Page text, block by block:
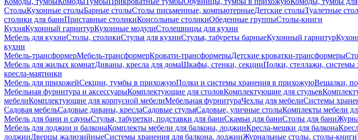
СтолыКухонные столыБарные столыСтолы письменные, компьютерныеДетские столыТуалетные
столики для баниПриставные столикиКонсольные столикиОбеденные группыСтолы-книги
КухняКухонный гарнитурКухонные модулиСтолешницы для кухни
Мебель для кухниСтолы, столикиСтулья для кухниСтулья, табуреты барныеКухонный гарнитур
кухни
Мебель-трансформерМебель-трансформерКровати-трансформерыДетские кроватки-трансформеры
Мебель для жилых комнатДиваны, кресла для домаШкафы, стенки, секцииПолки, стеллажи, системы
кресла-маятники
Мебель для прихожейСекции, тумбы в прихожуюПолки и системы хранения в прихожуюВешалки,
Мебельная фурнитура и аксессуарыКомплектующие для столовКомплектующие для стульев
мебелиКомплектующие для корпусной мебелиМебельная фурнитураЧехлы для мебелиСистемы
Садовая мебельСадовые диваны, креслаСадовые стульяСадовые, уличные столыКомплекты мебели
Мебель для бани и сауныСтулья, табуретки, подставки для баниСкамьи для баниСтолы для бани
Мебель для лоджии и балконаКомплекты мебели для балкона, лоджииКресла-мешки для балкона
лоджииДверцы жалюзийныеСистемы хранения для балкона, лоджииЖурнальные столы, столы-книги